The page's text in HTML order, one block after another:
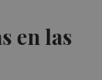
en las